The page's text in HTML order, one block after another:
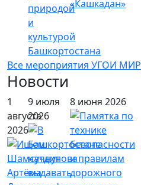
природой
и
культурой
Башкортостана
«Кашкадан»
Все мероприятия УГОИ МИР
Новости
1
августа
2026
9 июля
2026
8 июня 2026